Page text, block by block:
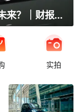
利润腰斩之后，大众如何布局未来？｜财报全视角
实拍